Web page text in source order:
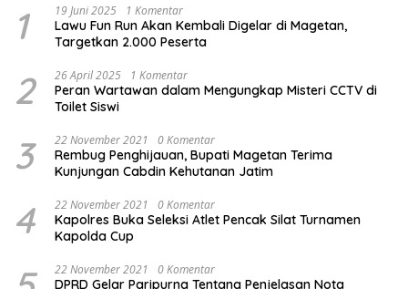
1 19 Juni 2025 1 Komentar
Lawu Fun Run Akan Kembali Digelar di Magetan,
Targetkan 2.000 Peserta
2 26 April 2025 1 Komentar
Peran Wartawan dalam Mengungkap Misteri CCTV di
Toilet Siswi
3 22 November 2021 0 Komentar
Rembug Penghijauan, Bupati Magetan Terima
Kunjungan Cabdin Kehutanan Jatim
4 22 November 2021 0 Komentar
Kapolres Buka Seleksi Atlet Pencak Silat Turnamen
Kapolda Cup
22 November 2021 0 Komentar
DPRD Gelar Paripurna Tentang Penjelasan Nota